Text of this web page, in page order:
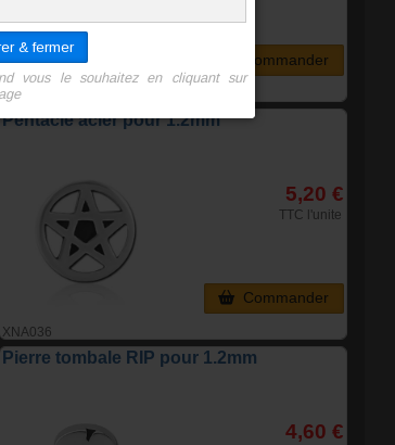
XNA025
Commander
Pentacle acier pour 1.2mm
XNA036
5,20 €
TTC l'unite
Commander
Pierre tombale RIP pour 1.2mm
4,60 €